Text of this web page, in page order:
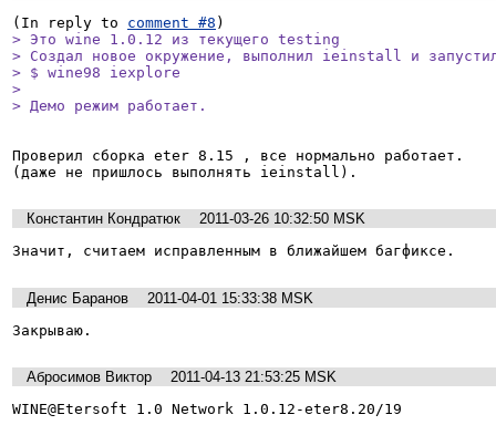
(In reply to comment #8
> Это wine 1.0.12 из текущего testing
> Создал новое окружение, выполнил ieinstall и
> $ wine98 iexplore
>
> Демо режим работает.
Проверил сборка eter 8.15 , все нормально работает.
(даже не пришлось выполнять ieinstall).
Константин Кондратюк
2011-03-26 10:32:50 MSK
Значит, считаем исправленным в ближайшем багфиксе.
Денис Баранов
2011-04-01 15:33:38 MSK
Закрываю.
Абросимов Виктор
2011-04-13 21:53:25 MSK
WINE@Etersoft 1.0 Network 1.0.12-eter8.20/19